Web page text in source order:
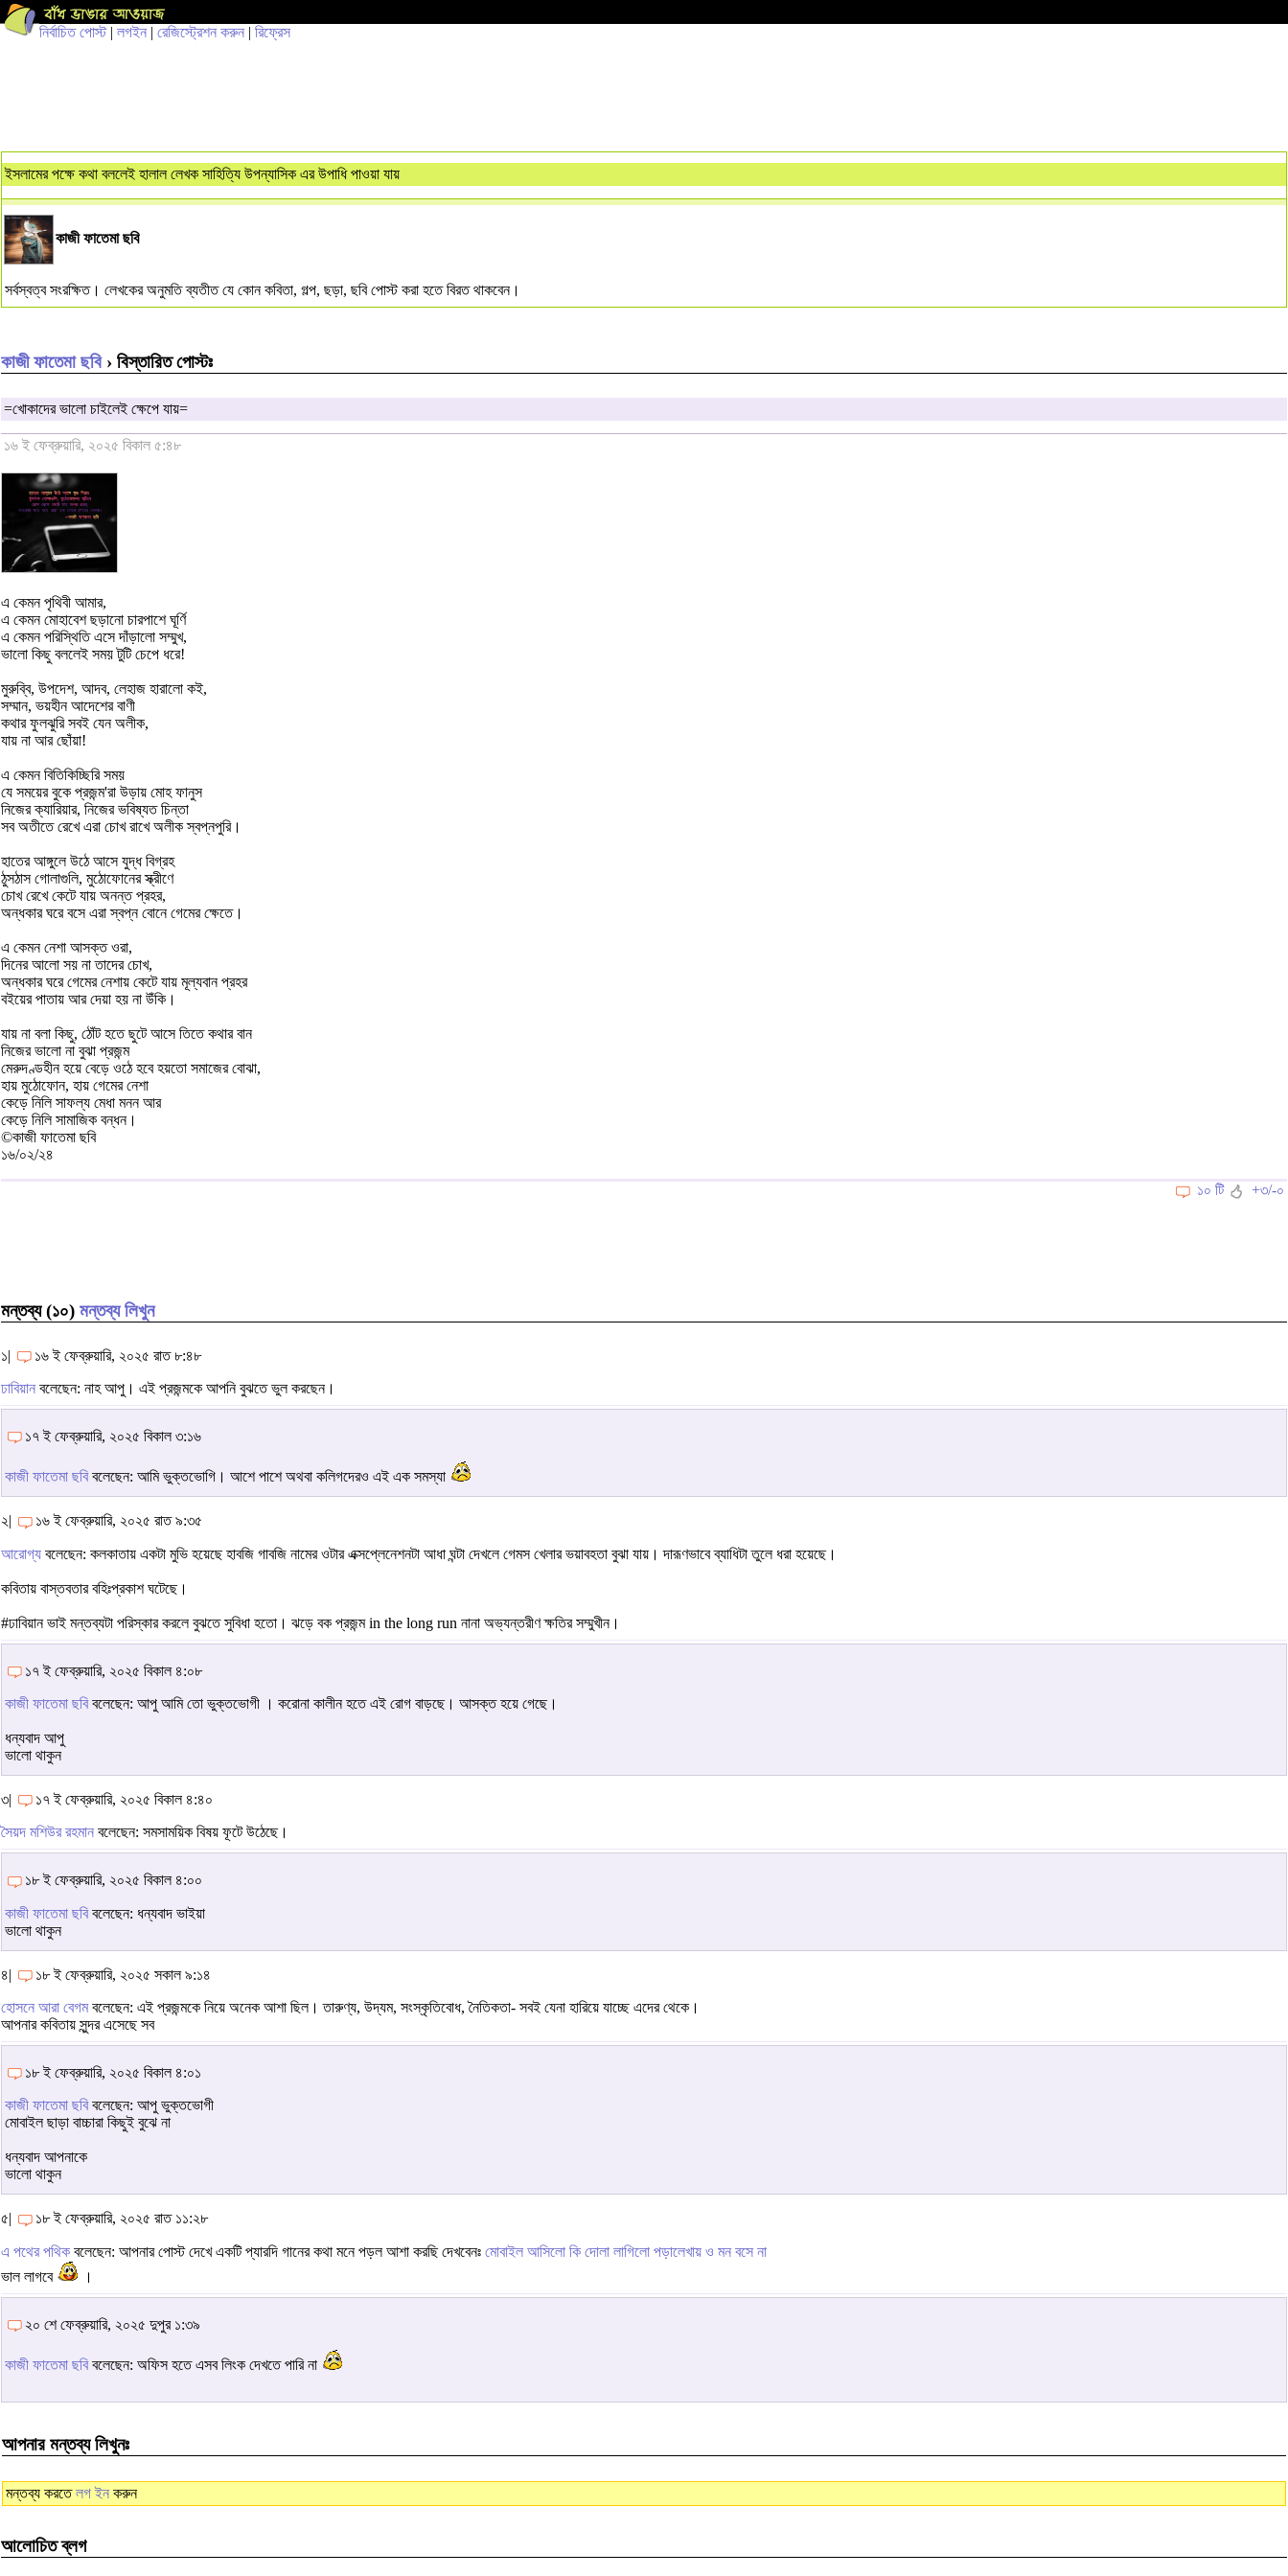
নির্বাচিত পোস্ট| লগইন | রেজিস্ট্রেশন করুন | রিফ্রেস
ইসলামের পক্ষে কথা বললেই হালাল লেখক সাহিত্যি উপন্যাসিক এর উপাধি পাওয়া যায়
কাজী ফাতেমা ছবি
সর্বস্বত্ব সংরক্ষিত। লেখকের অনুমতি ব্যতীত যে কোন কবিতা, গল্প, ছড়া, ছবি পোস্ট করা হতে বিরত থাকবেন।
কাজী ফাতেমা ছবি› বিস্তারিত পোস্টঃ
=খোকাদের ভালো চাইলেই ক্ষেপে যায়=
১৬ ই ফেব্রুয়ারি, ২০২৫ বিকাল ৫:৪৮
এ কেমন পৃথিবী আমার,
এ কেমন মোহাবেশ ছড়ানো চারপাশে ঘূর্ণি
এ কেমন পরিস্থিতি এসে দাঁড়ালো সম্মুখ,
ভালো কিছু বললেই সময় টুটি চেপে ধরে!
মুরুব্বি, উপদেশ, আদব, লেহাজ হারালো কই,
সম্মান, ভয়হীন আদেশের বাণী
কথার ফুলঝুরি সবই যেন অলীক,
যায় না আর ছোঁয়া!
এ কেমন বিতিকিচ্ছিরি সময়
যে সময়ের বুকে প্রজন্ম'রা উড়ায় মোহ ফানুস
নিজের ক্যারিয়ার, নিজের ভবিষ্যত চিন্তা
সব অতীতে রেখে এরা চোখ রাখে অলীক স্বপ্নপুরি।
হাতের আঙ্গুলে উঠে আসে যুদ্ধ বিগ্রহ
ঠুসঠাস গোলাগুলি, মুঠোফোনের স্ক্রীণে
চোখ রেখে কেটে যায় অনন্ত প্রহর,
অন্ধকার ঘরে বসে এরা স্বপ্ন বোনে গেমের ক্ষেতে।
এ কেমন নেশা আসক্ত ওরা,
দিনের আলো সয় না তাদের চোখ,
অন্ধকার ঘরে গেমের নেশায় কেটে যায় মূল্যবান প্রহর
বইয়ের পাতায় আর দেয়া হয় না উঁকি।
যায় না বলা কিছু, ঠোঁট হতে ছুটে আসে তিতে কথার বান
নিজের ভালো না বুঝা প্রজন্ম
মেরুদণ্ডহীন হয়ে বেড়ে ওঠে হবে হয়তো সমাজের বোঝা,
হায় মুঠোফোন, হায় গেমের নেশা
কেড়ে নিলি সাফল্য মেধা মনন আর
কেড়ে নিলি সামাজিক বন্ধন।
©কাজী ফাতেমা ছবি
১৬/০২/২৪
১০ টি +৩/-০
মন্তব্য (১০) মন্তব্য লিখুন
১| ১৬ ই ফেব্রুয়ারি, ২০২৫ রাত ৮:৪৮
ঢাবিয়ান বলেছেন: নাহ আপু। এই প্রজন্মকে আপনি বুঝতে ভুল করছেন।
১৭ ই ফেব্রুয়ারি, ২০২৫ বিকাল ৩:১৬
কাজী ফাতেমা ছবিবলেছেন: আমি ভুক্তভোগি। আশে পাশে অথবা কলিগদেরও এই এক সমস্যা
২| ১৬ ই ফেব্রুয়ারি, ২০২৫ রাত ৯:৩৫
আরোগ্য বলেছেন: কলকাতায় একটা মুভি হয়েছে হাবজি গাবজি নামের ওটার এক্সপ্লেনেশনটা আধা ঘন্টা দেখলে গেমস খেলার ভয়াবহতা বুঝা যায়। দারূণভাবে ব্যাধিটা তুলে ধরা হয়েছে।
কবিতায় বাস্তবতার বহিঃপ্রকাশ ঘটেছে।
#ঢাবিয়ান ভাই মন্তব্যটা পরিস্কার করলে বুঝতে সুবিধা হতো। ঝড়ে বক প্রজন্ম in the long run নানা অভ্যন্তরীণ ক্ষতির সম্মুখীন।
১৭ ই ফেব্রুয়ারি, ২০২৫ বিকাল ৪:০৮
কাজী ফাতেমা ছবিবলেছেন: আপু আমি তো ভুক্তভোগী । করোনা কালীন হতে এই রোগ বাড়ছে। আসক্ত হয়ে গেছে।
ধন্যবাদ আপু
ভালো থাকুন
৩| ১৭ ই ফেব্রুয়ারি, ২০২৫ বিকাল ৪:৪০
সৈয়দ মশিউর রহমান বলেছেন: সমসাময়িক বিষয় ফূটে উঠেছে।
১৮ ই ফেব্রুয়ারি, ২০২৫ বিকাল ৪:০০
কাজী ফাতেমা ছবিবলেছেন: ধন্যবাদ ভাইয়া
ভালো থাকুন
৪| ১৮ ই ফেব্রুয়ারি, ২০২৫ সকাল ৯:১৪
হোসনে আরা বেগমবলেছেন: এই প্রজন্মকে নিয়ে অনেক আশা ছিল। তারুণ্য, উদ্যম, সংস্কৃতিবোধ, নৈতিকতা- সবই যেনা হারিয়ে যাচ্ছে এদের থেকে।
আপনার কবিতায় সুন্দর এসেছে সব
১৮ ই ফেব্রুয়ারি, ২০২৫ বিকাল ৪:০১
কাজী ফাতেমা ছবিবলেছেন: আপু ভুক্তভোগী
মোবাইল ছাড়া বাচ্চারা কিছুই বুঝে না
ধন্যবাদ আপনাকে
ভালো থাকুন
৫| ১৮ ই ফেব্রুয়ারি, ২০২৫ রাত ১১:২৮
এ পথের পথিক বলেছেন: আপনার পোস্ট দেখে একটি প্যারদি গানের কথা মনে পড়ল আশা করছি দেখবেনঃ মোবাইল আসিলো কি দোলা লাগিলো পড়ালেখায় ও মন বসে না
ভাল লাগবে
।
২০ শে ফেব্রুয়ারি, ২০২৫ দুপুর ১:৩৯
কাজী ফাতেমা ছবিবলেছেন: অফিস হতে এসব লিংক দেখতে পারি না
আপনার মন্তব্য লিখুনঃ
মন্তব্য করতেলগ ইন করুন
আলোচিত ব্লগ